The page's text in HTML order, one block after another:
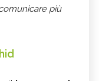
più